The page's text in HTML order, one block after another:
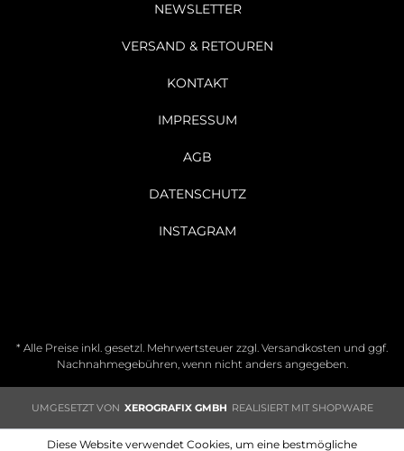
NEWSLETTER
VERSAND & RETOUREN
KONTAKT
IMPRESSUM
AGB
DATENSCHUTZ
INSTAGRAM
* Alle Preise inkl. gesetzl. Mehrwertsteuer zzgl. Versandkosten und ggf.
Nachnahmegebühren, wenn nicht anders angegeben.
UMGESETZT VON XEROGRAFIX GMBH REALISIERT MIT SHOPWARE
Diese Website verwendet Cookies, um eine bestmögliche